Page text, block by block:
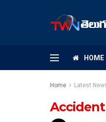
HOME
Home Latest
Accident